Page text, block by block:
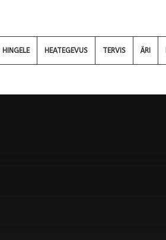
HINGELE HEATEGEVUS TERVIS ÄRI